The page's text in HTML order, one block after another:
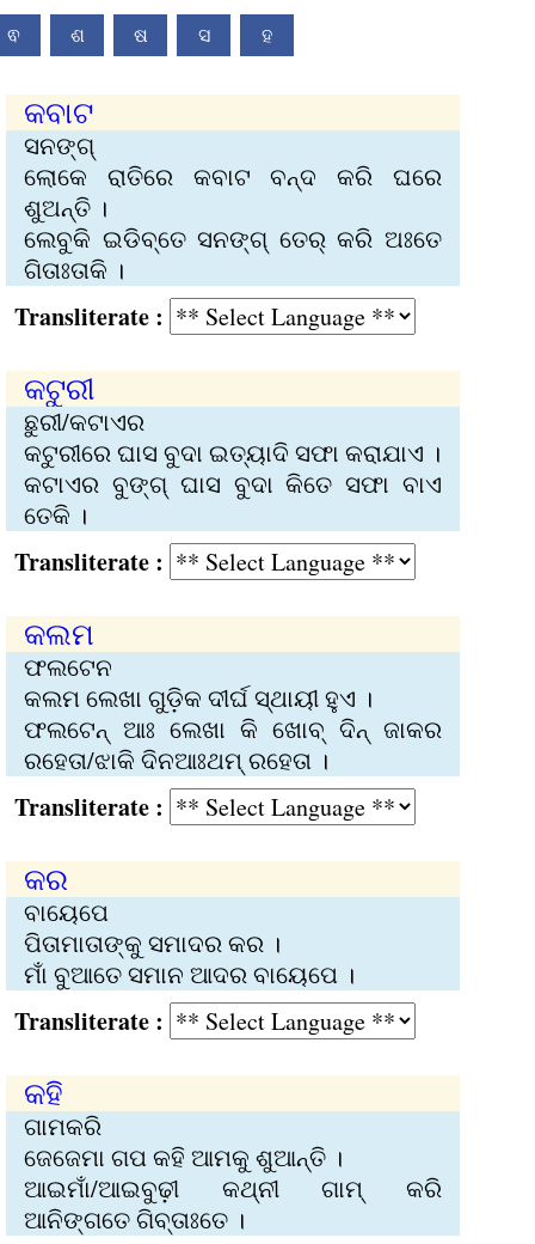
ଵ ଶ ଷ ସ ହ
କବାଟ
ସନଙ୍ଗ୍
ଲୋକେ ରାତିରେ କବାଟ ବନ୍ଦ କରି ଘରେ
ଶୁଅନ୍ତି ।
ଲେବୁକି ଇଡିବ୍‌ତେ ସନଙ୍ଗ୍ ତେର୍‍ କରି ଅଃତେ
ଗିତାଃତାକି ।
:
କଟୁରୀ
ଛୁରୀ/କଟାଏର
କଟୁରୀରେ ଘାସ ବୁଦା ଇତ୍ୟାଦି ସଫା କରାଯାଏ ।
କଟାଏର ବୁଙ୍ଗ୍ ଘାସ ବୁଦା କିତେ ସଫା ବାଏ
ତେକି ।
:
କଲମ
ଫଲଟେନ
କଲମ ଲେଖା ଗୁଡ଼ିକ ଦୀର୍ଘ ସ୍ଥାୟୀ ହୁଏ ।
ଫଲଟେନ୍‍ ଆଃ ଲେଖା କି ଖୋବ୍‍ ଦିନ୍‍ ଜାକର
ରହେତା/ଝାକି ଦିନଆଃଥମ୍‍ ରହେତା ।
:
କର
ବାୟେପେ
ପିତାମାତାଙ୍କୁ ସମାଦର କର ।
ମାଁ ବୁଆତେ ସମାନ ଆଦର ବାୟେପେ ।
:
କହି
ଗାମକରି
ଜେଜେମା ଗପ କହି ଆମକୁ ଶୁଆନ୍ତି ।
ଆଇମାଁ/ଆଇବୁଢ଼ୀ କଥ୍‌ନୀ ଗାମ୍‍ କରି
ଆନିଙ୍ଗତେ ଗିବ୍‌ତାଃତେ ।